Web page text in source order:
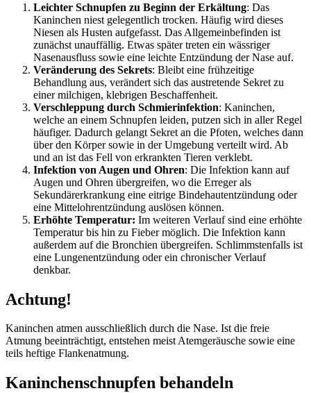
Leichter Schnupfen zu Beginn der Erkältung: Das
Kaninchen niest gelegentlich trocken. Häufig wird dieses
Niesen als Husten aufgefasst. Das Allgemeinbefinden ist
zunächst unauffällig. Etwas später treten ein wässriger
Nasenausfluss sowie eine leichte Entzündung der Nase auf.
Veränderung des Sekrets: Bleibt eine frühzeitige
Behandlung aus, verändert sich das austretende Sekret zu
einer milchigen, klebrigen Beschaffenheit.
Verschleppung durch Schmierinfektion: Kaninchen,
welche an einem Schnupfen leiden, putzen sich in aller Regel
häufiger. Dadurch gelangt Sekret an die Pfoten, welches dann
über den Körper sowie in der Umgebung verteilt wird. Ab
und an ist das Fell von erkrankten Tieren verklebt.
Infektion von Augen und Ohren: Die Infektion kann auf
Augen und Ohren übergreifen, wo die Erreger als
Sekundärerkrankung eine eitrige Bindehautentzündung oder
eine Mittelohrentzündung auslösen können.
Erhöhte Temperatur: Im weiteren Verlauf sind eine erhöhte
Temperatur bis hin zu Fieber möglich. Die Infektion kann
außerdem auf die Bronchien übergreifen. Schlimmstenfalls ist
eine Lungenentzündung oder ein chronischer Verlauf
denkbar.
Achtung!
Kaninchen atmen ausschließlich durch die Nase. Ist die freie
Atmung beeinträchtigt, entstehen meist Atemgeräusche sowie eine
teils heftige Flankenatmung.
Kaninchenschnupfen behandeln